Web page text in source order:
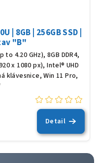
8GB | 256GB SSD |
"B"
4.20 GHz), 8GB DDR4,
x 1080 px), Intel® UHD
klávesnice, Win 11 Pro,
Detail